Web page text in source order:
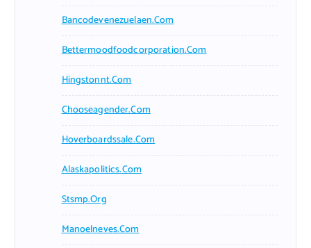
Bancodevenezuelaen.com
Bettermoodfoodcorporation.com
Hingstonnt.com
Chooseagender.com
Hoverboardssale.com
Alaskapolitics.com
Stsmp.org
Manoelneves.com